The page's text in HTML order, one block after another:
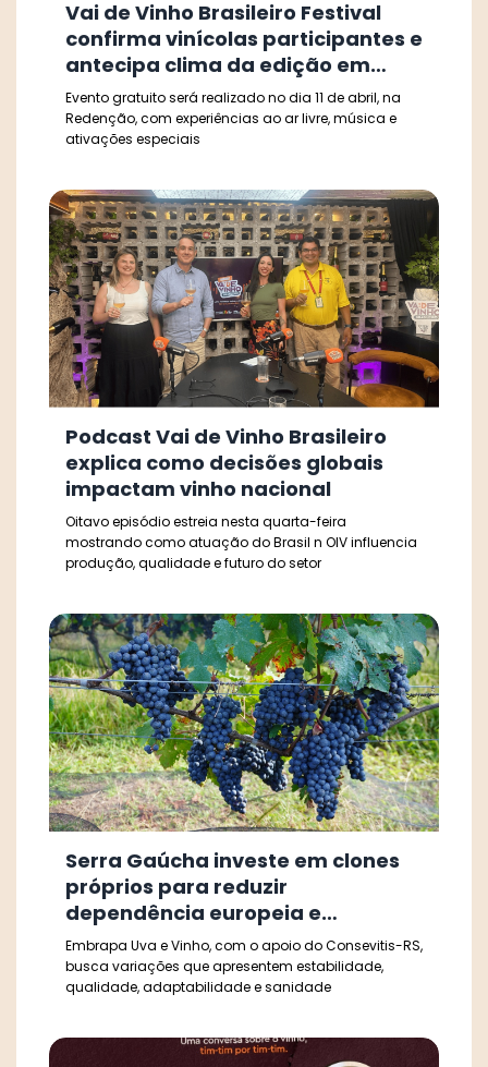
Vai de Vinho Brasileiro Festival
confirma vinícolas participantes e
antecipa clima da edição em
Porto Alegre
Evento gratuito será realizado no dia 11 de abril, na
Redenção, com experiências ao ar livre, música e
ativações especiais
Podcast Vai de Vinho Brasileiro
explica como decisões globais
impactam vinho nacional
Oitavo episódio estreia nesta quarta-feira
mostrando como atuação do Brasil n OIV influencia
produção, qualidade e futuro do setor
Serra Gaúcha investe em clones
próprios para reduzir
dependência europeia e
fortalecer identidade do vinho
brasileiro
Embrapa Uva e Vinho, com o apoio do Consevitis-RS,
busca variações que apresentem estabilidade,
qualidade, adaptabilidade e sanidade